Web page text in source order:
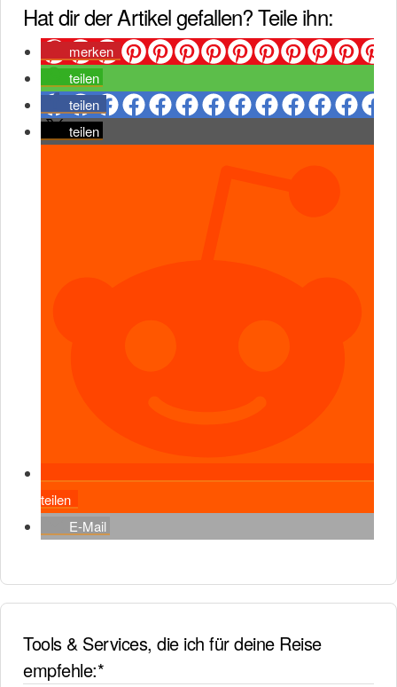
Hat dir der Artikel gefallen? Teile ihn:
merken
teilen
teilen
teilen
teilen
E-Mail
Tools & Services, die ich für deine Reise
empfehle:*